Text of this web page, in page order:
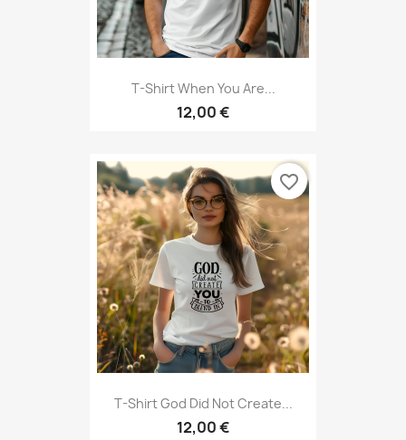
T-Shirt When You Are...
12,00 €
T-Shirt God Did Not Create...
12,00 €
favorite_border